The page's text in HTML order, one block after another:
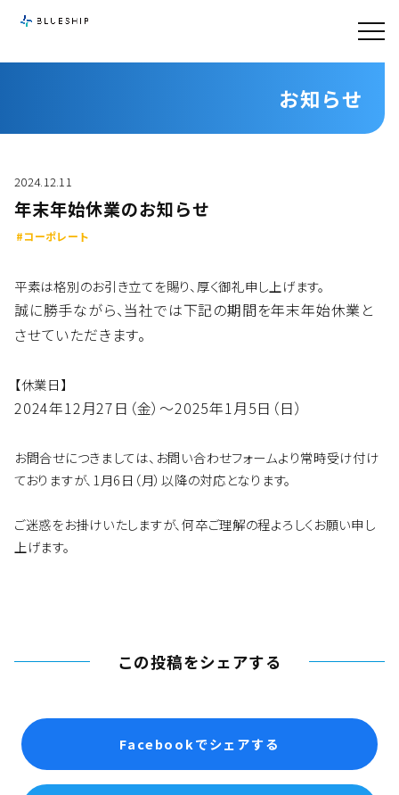
お知らせ
2024.12.11
年末年始休業のお知らせ
#コーポレート
平素は格別のお引き立てを賜り、厚く御礼申し上げます。
誠に勝手ながら、当社では下記の期間を年末年始休業と
させていただきます。
【休業日】
2024年12月27日（金）〜2025年1月5日（日）
お問合せにつきましては、お問い合わせフォームより常時受け付け
ておりますが、1月6日（月）以降の対応となります。
ご迷惑をお掛けいたしますが、何卒ご理解の程よろしくお願い申し
上げます。
この投稿をシェアする
Facebookでシェアする